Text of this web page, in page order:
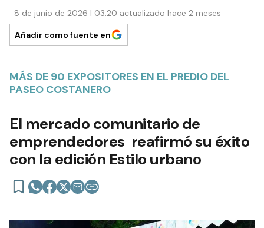
8 de junio de 2026 | 03:20 actualizado hace 2 meses
Añadir como fuente en
MÁS DE 90 EXPOSITORES EN EL PREDIO DEL
PASEO COSTANERO
El mercado comunitario de
emprendedores reafirmó su éxito
con la edición Estilo urbano